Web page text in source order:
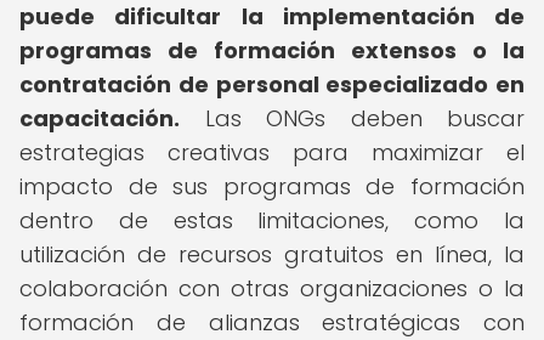
puede dificultar la implementación de
programas de formación extensos o la
contratación de personal especializado en
capacitación. Las ONGs deben buscar
estrategias creativas para maximizar el
impacto de sus programas de formación
dentro de estas limitaciones, como la
utilización de recursos gratuitos en línea, la
colaboración con otras organizaciones o la
formación de alianzas estratégicas con